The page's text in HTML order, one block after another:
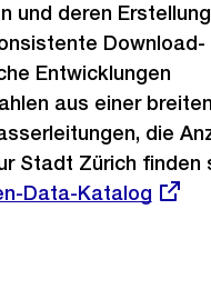
und deren
Download-
Entwicklungen
aus einer breiten
die
Stadt Zürich finden
Data-Katalog